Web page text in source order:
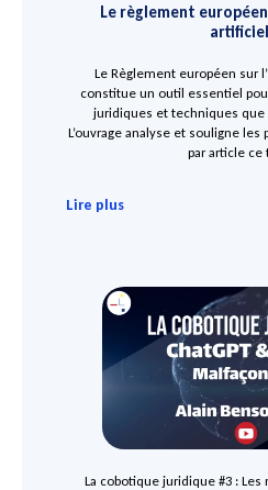
Le règlement
Le Règlement européen sur
constitue un outil essentiel
juridiques et techniques que
L’ouvrage analyse et souligne
par article ce
Lire plus
La cobotique juridique #3 :